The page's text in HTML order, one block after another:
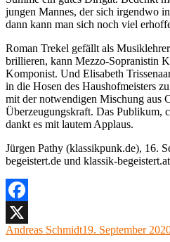
jungen Mannes, der sich irgendwo
dann kann man sich noch viel
Roman Trekel gefällt als
brillieren, kann Mezzo-Sopranistin
Komponist. Und Elisabeth
in die Hosen des Haushofmeisters
mit der notwendigen Mischung aus
Überzeugungskraft. Das Publikum,
dankt es mit lautem Applaus.
Jürgen Pathy (klassikpunk.de), 16.
begeistert.de und klassik-begeistert.at
Facebook
X
Autor
Andreas SchmidtVeröffentlicht
19. September